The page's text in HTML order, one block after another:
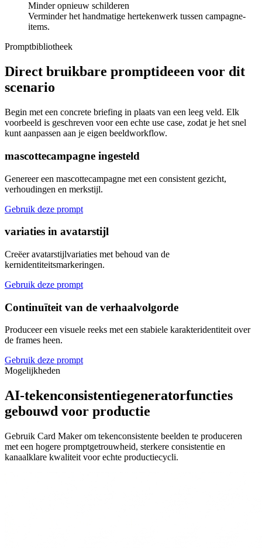
Minder opnieuw schilderen
Verminder het handmatige hertekenwerk tussen campagne-
items.
Promptbibliotheek
Direct bruikbare promptideeen voor dit
scenario
Begin met een concrete briefing in plaats van een leeg veld. Elk
voorbeeld is geschreven voor een echte use case, zodat je het snel
kunt aanpassen aan je eigen beeldworkflow.
mascottecampagne ingesteld
Genereer een mascottecampagne met een consistent gezicht,
verhoudingen en merkstijl.
Gebruik deze prompt
variaties in avatarstijl
Creëer avatarstijlvariaties met behoud van de
kernidentiteitsmarkeringen.
Gebruik deze prompt
Continuïteit van de verhaalvolgorde
Produceer een visuele reeks met een stabiele karakteridentiteit over
de frames heen.
Gebruik deze prompt
Mogelijkheden
AI-tekenconsistentiegeneratorfuncties
gebouwd voor productie
Gebruik Card Maker om tekenconsistente beelden te produceren
met een hogere promptgetrouwheid, sterkere consistentie en
kanaalklare kwaliteit voor echte productiecycli.